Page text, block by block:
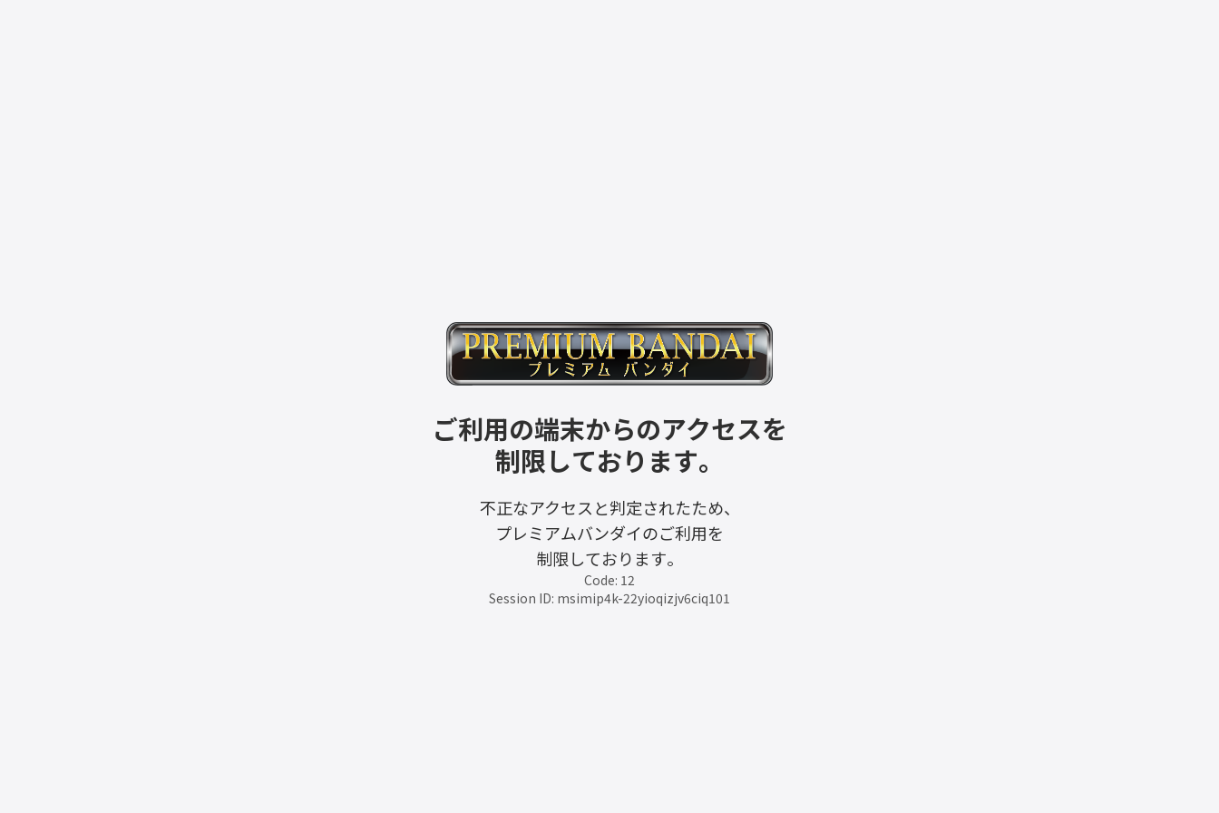
ご利用の端末からのアクセスを
制限しております。
不正なアクセスと判定されたため、
プレミアムバンダイのご利用を
制限しております。
Code: 12
Session ID: msimip4k-22yioqizjv6ciq101